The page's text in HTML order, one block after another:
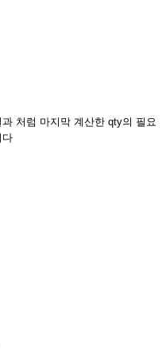
처럼 마지막 계산한 qty의 필요
다